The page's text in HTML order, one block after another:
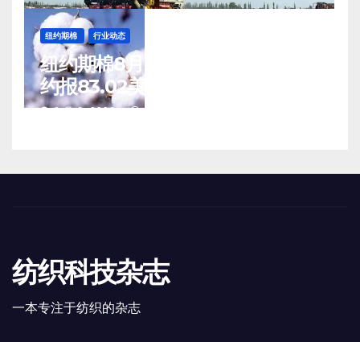
纽约期棉 行业动态
纽约期棉8月5日(周三)收涨12月合
约报83.02美分/磅
8 月 6, 2026 TENG
纺织科技杂志
一本专注于纺织的杂志